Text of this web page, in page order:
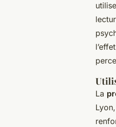
La